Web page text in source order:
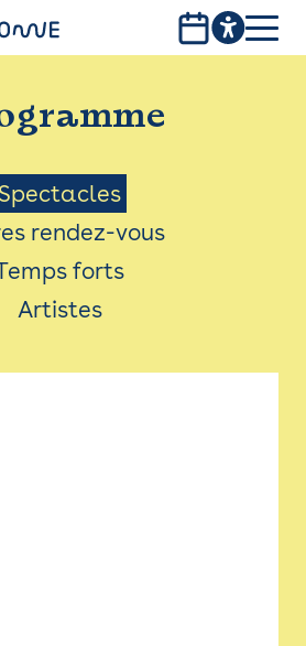
Spectacles
rendez-vous
forts
Artistes